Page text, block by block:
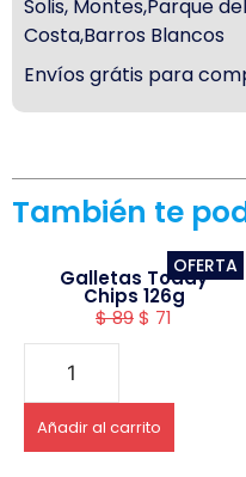
Solis, Montes,Parque
Costa,Barros Blancos
Envíos grátis para
También te
OFERTA
Galletas Toddy
Chips 126g
$89$ 71
Añadir al carrito